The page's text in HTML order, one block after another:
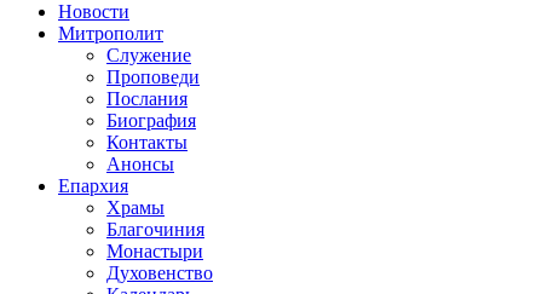
Новости
Митрополит
Служение
Проповеди
Послания
Биография
Контакты
Анонсы
Епархия
Храмы
Благочиния
Монастыри
Духовенство